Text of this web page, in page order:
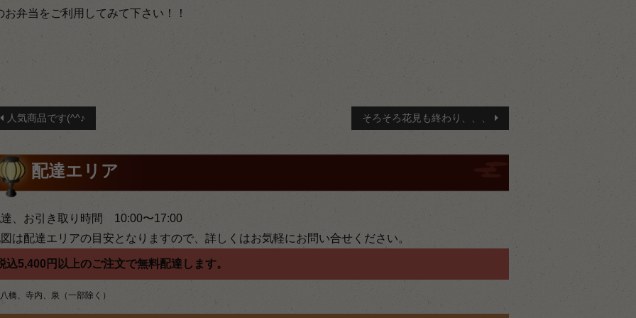
お弁当をご利用してみて下さい！！
人気商品です(^^♪ そろそろ花見も終わり、、、
配達エリア
、お引き取り時間 10:00〜17:00
は配達エリアの目安となりますので、詳しくはお気軽にお問い合せください。
込5,400円以上のご注文で無料配達します。
八橋、寺内、泉（一部除く）